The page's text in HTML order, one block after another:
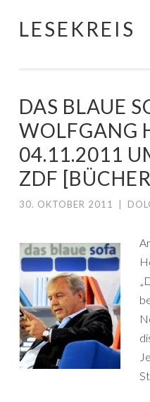
Springe
LESEKREIS
DAS BLAUE
WOLFGANG
04.11.2011
ZDF
30. OKTOBER 2011